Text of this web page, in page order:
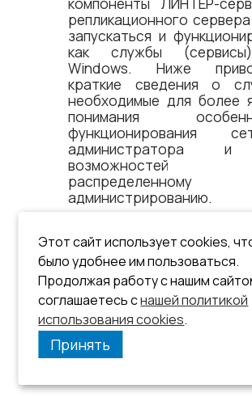
репликационного
запускаться и
как службы
Windows. Ниже
краткие сведения о
необходимые для более
понимания
функционирования
администратора
распределенному
администрированию.
СУБД ЛИНТЕР
сборка 20.7, далее по
СУБД ЛИНТЕР.
Этот сайт использует cookies,
было удобнее им пользоваться.
Продолжая работу с нашим
соглашаетесь снашей политикой
использования cookies.
Принять